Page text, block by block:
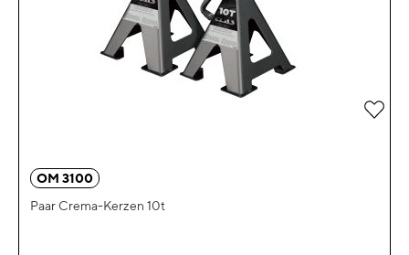
OM 3100
Paar Crema-Kerzen 10t
Zur